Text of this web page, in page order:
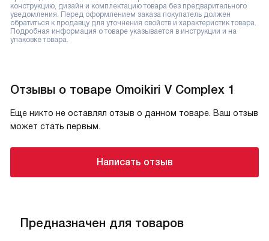
конструкцию, дизайн и комплектацию товара без предварительного
уведомления. Перед оформлением заказа покупатель должен
обратиться к продавцу для уточнения свойств и характеристик товара.
Подробная информация о товаре указывается в инструкции и на
упаковке товара.
Отзывы о товаре Omoikiri V Complex 1
Еще никто не оставлял отзыв о данном товаре. Ваш отзыв
может стать первым.
Написать отзыв
Предназначен для товаров